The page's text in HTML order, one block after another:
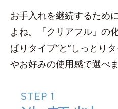
お手入れを継続するため
よね。「クリアフル」の
ぱりタイプ”と“しっとり
やお好みの使用感で選べま